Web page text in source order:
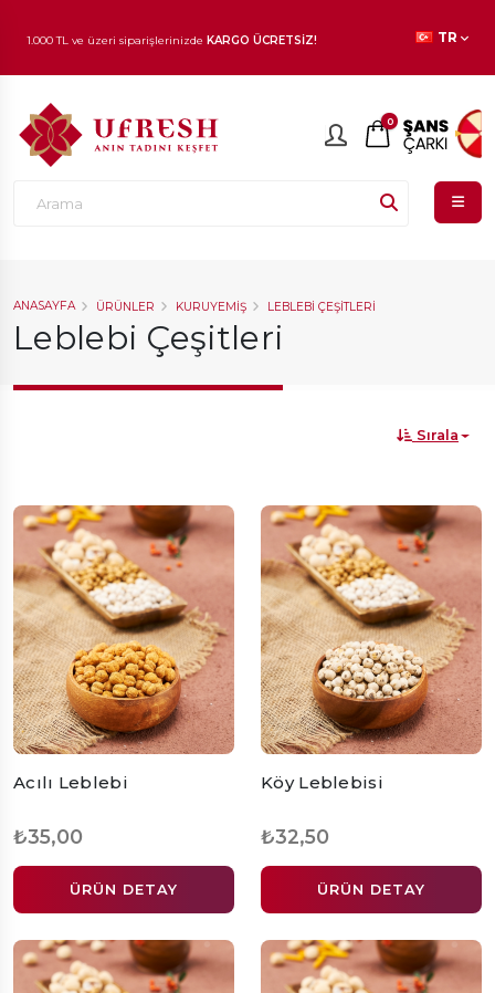
1.000 TL ve üzeri siparişlerinizde KARGO ÜCRETSİZ!
En beğenilen ürünlerdeİNDİRİMfırsatı!
TR
0
ANASAYFA ÜRÜNLER KURUYEMIŞ LEBLEBI ÇEŞITLERI
Leblebi Çeşitleri
Sırala
Acılı Leblebi
₺35,00
ÜRÜN DETAY
Köy Leblebisi
₺32,50
ÜRÜN DETAY